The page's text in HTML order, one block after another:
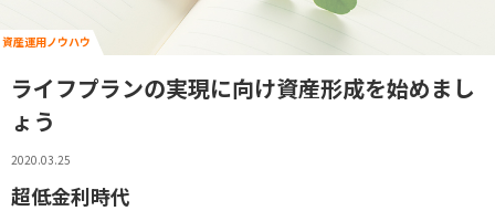
資産運用ノウハウ
ライフプランの実現に向け資産形成を始めまし
ょう
2020.03.25
超低金利時代